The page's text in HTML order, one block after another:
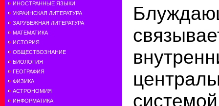
ИНОСТРАННЫЕ ЯЗЫКИ
УКРАИНСКАЯ ЛИТЕРАТУРА
ЗАРУБЕЖНАЯ ЛИТЕРАТУРА
МАТЕМАТИКА
ИСТОРИЯ
ОБЩЕСТВОЗНАНИЕ
БИОЛОГИЯ
ГЕОГРАФИЯ
ФИЗИКА
АСТРОНОМИЯ
ИНФОРМАТИКА